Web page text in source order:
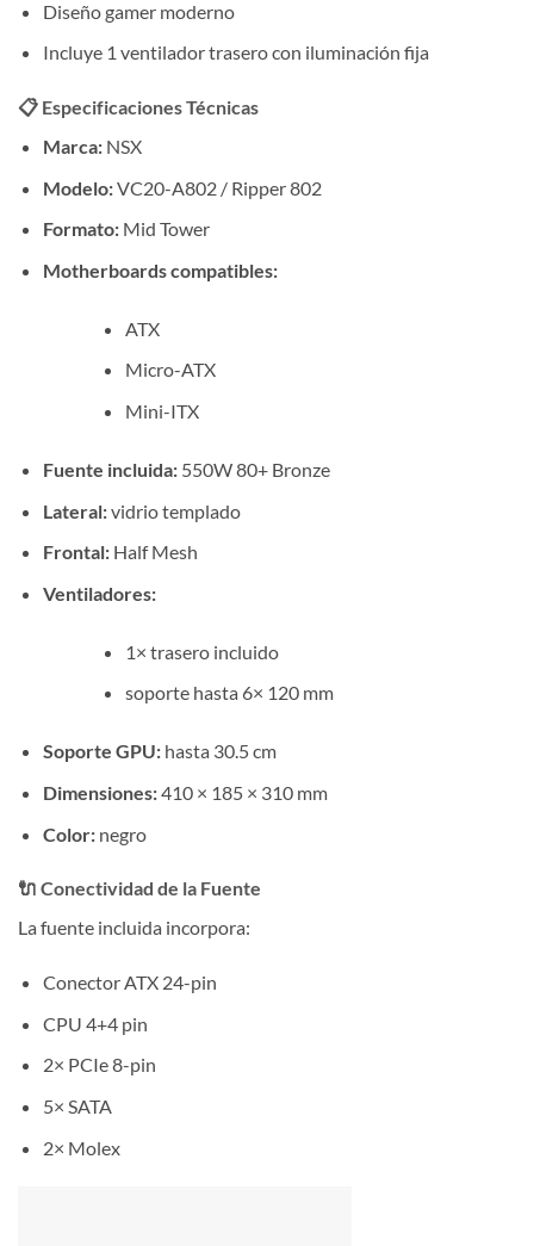
Diseño gamer moderno
Incluye 1 ventilador trasero con iluminación fija
📋 Especificaciones Técnicas
Marca: NSX
Modelo:VC20-A802 / Ripper 802
Formato:Mid Tower
Motherboards compatibles:
ATX
Micro-ATX
Mini-ITX
Fuente incluida:550W 80+ Bronze
Lateral:vidrio templado
Frontal:Half Mesh
Ventiladores:
1× trasero incluido
soporte hasta 6× 120 mm
Soporte GPU:hasta 30.5 cm
Dimensiones:410 × 185 × 310 mm
Color:negro
🔌 Conectividad de la Fuente
La fuente incluida incorpora:
Conector ATX 24-pin
CPU 4+4 pin
2× PCIe 8-pin
5× SATA
2× Molex